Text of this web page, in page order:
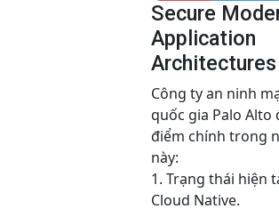
Secure
Application
Architectures
Công ty an ninh
quốc gia Palo Alto
điểm chính trong
này:
1. Trạng thái hiện
Cloud Native.